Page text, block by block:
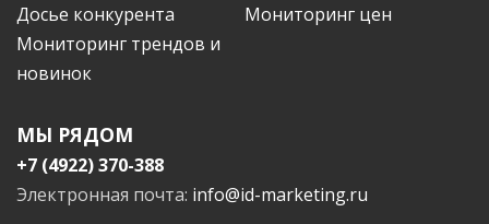
Досье конкурента
Мониторинг цен
Мониторинг трендов и
новинок
МЫ РЯДОМ
+7 (4922) 370-388
Электронная почта: info@id-marketing.ru